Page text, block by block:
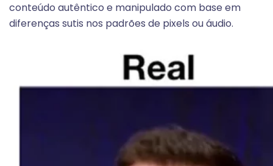
conteúdo autêntico e manipulado com base em
diferenças sutis nos padrões de pixels ou áudio.